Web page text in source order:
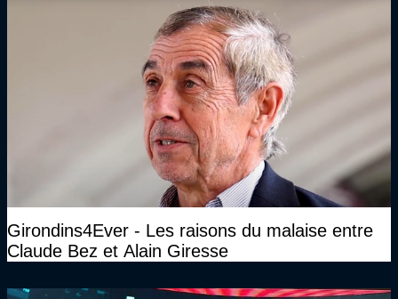
Girondins4Ever - Les raisons du malaise entre
Claude Bez et Alain Giresse